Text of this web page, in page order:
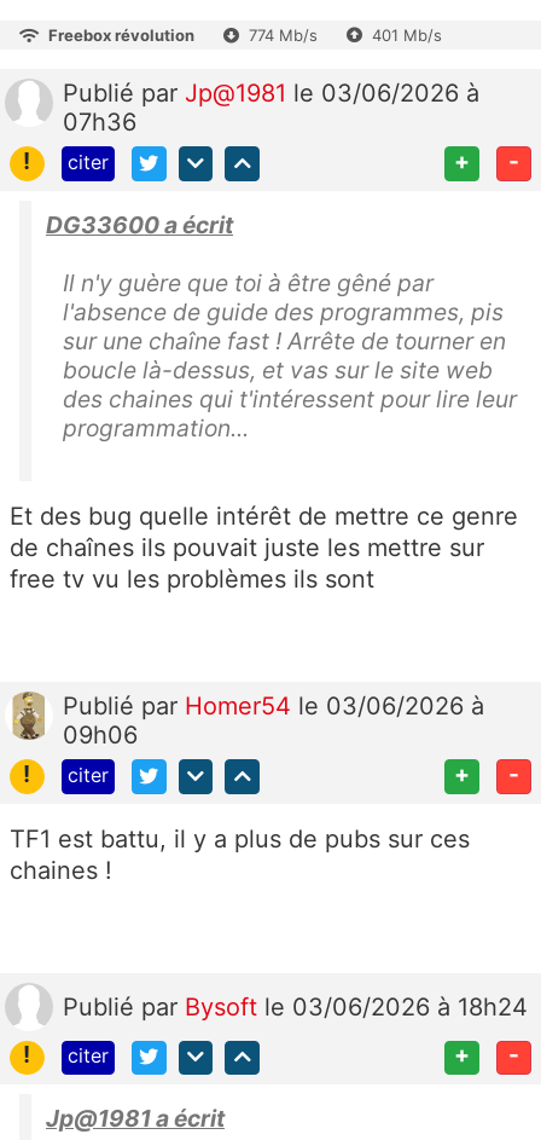
Freebox révolution 774 Mb/s 401 Mb/s
Publié par Jp@1981 le 03/06/2026 à
07h36
!
citer + -
DG33600 a écrit
Il n'y guère que toi à être gêné par
l'absence de guide des programmes, pis
sur une chaîne fast ! Arrête de tourner en
boucle là-dessus, et vas sur le site web
des chaines qui t'intéressent pour lire leur
programmation...
Et des bug quelle intérêt de mettre ce genre
de chaînes ils pouvait juste les mettre sur
free tv vu les problèmes ils sont
Publié par Homer54 le 03/06/2026 à
09h06
!
citer + -
TF1 est battu, il y a plus de pubs sur ces
chaines !
Publié par Bysoft le 03/06/2026 à 18h24
!
citer + -
Jp@1981 a écrit